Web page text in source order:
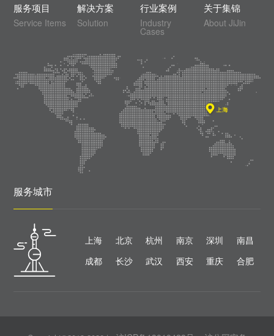
服务项目
Service Items
解决方案
Solution
行业案例
Industry
Cases
关于集锦
About JiJin
服务城市
上海 北京 杭州 南京 深圳
南昌
成都
长沙 武汉 西安 重庆 合肥